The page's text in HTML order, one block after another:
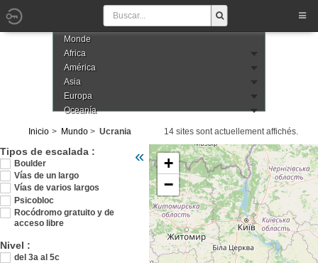
Monde
Africa
América
Asia
Europa
Oceanía
Inicio Mundo Ucrania 14 sites sont actuellement affichés.
Tipos de escalada :
Boulder
Vías de un largo
Vías de varios largos
Psicobloc
Rocódromo gratuito y de
acceso libre
Nivel :
del 3a al 5c
« Veuillez patienter pendant le chargement
+
−